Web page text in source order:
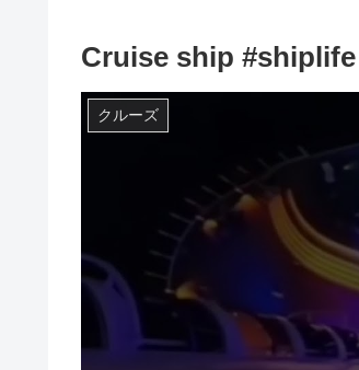
Cruise ship
クルーズ